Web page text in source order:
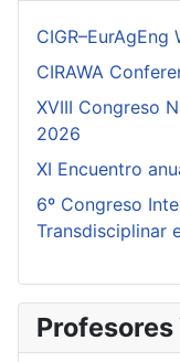
CIRAWA
XVIII Congreso
2026
XI Encuentro
6º Congreso
Transdisciplinar